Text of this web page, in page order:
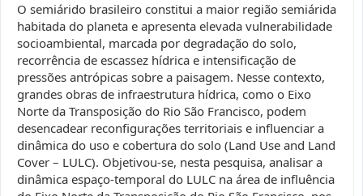
O semiárido brasileiro constitui a maior região semiárida
habitada do planeta e apresenta elevada vulnerabilidade
socioambiental, marcada por degradação do solo,
recorrência de escassez hídrica e intensificação de
pressões antrópicas sobre a paisagem. Nesse contexto,
grandes obras de infraestrutura hídrica, como o Eixo
Norte da Transposição do Rio São Francisco, podem
desencadear reconfigurações territoriais e influenciar a
dinâmica do uso e cobertura do solo (Land Use and Land
Cover – LULC). Objetivou-se, nesta pesquisa, analisar a
dinâmica espaço-temporal do LULC na área de influência